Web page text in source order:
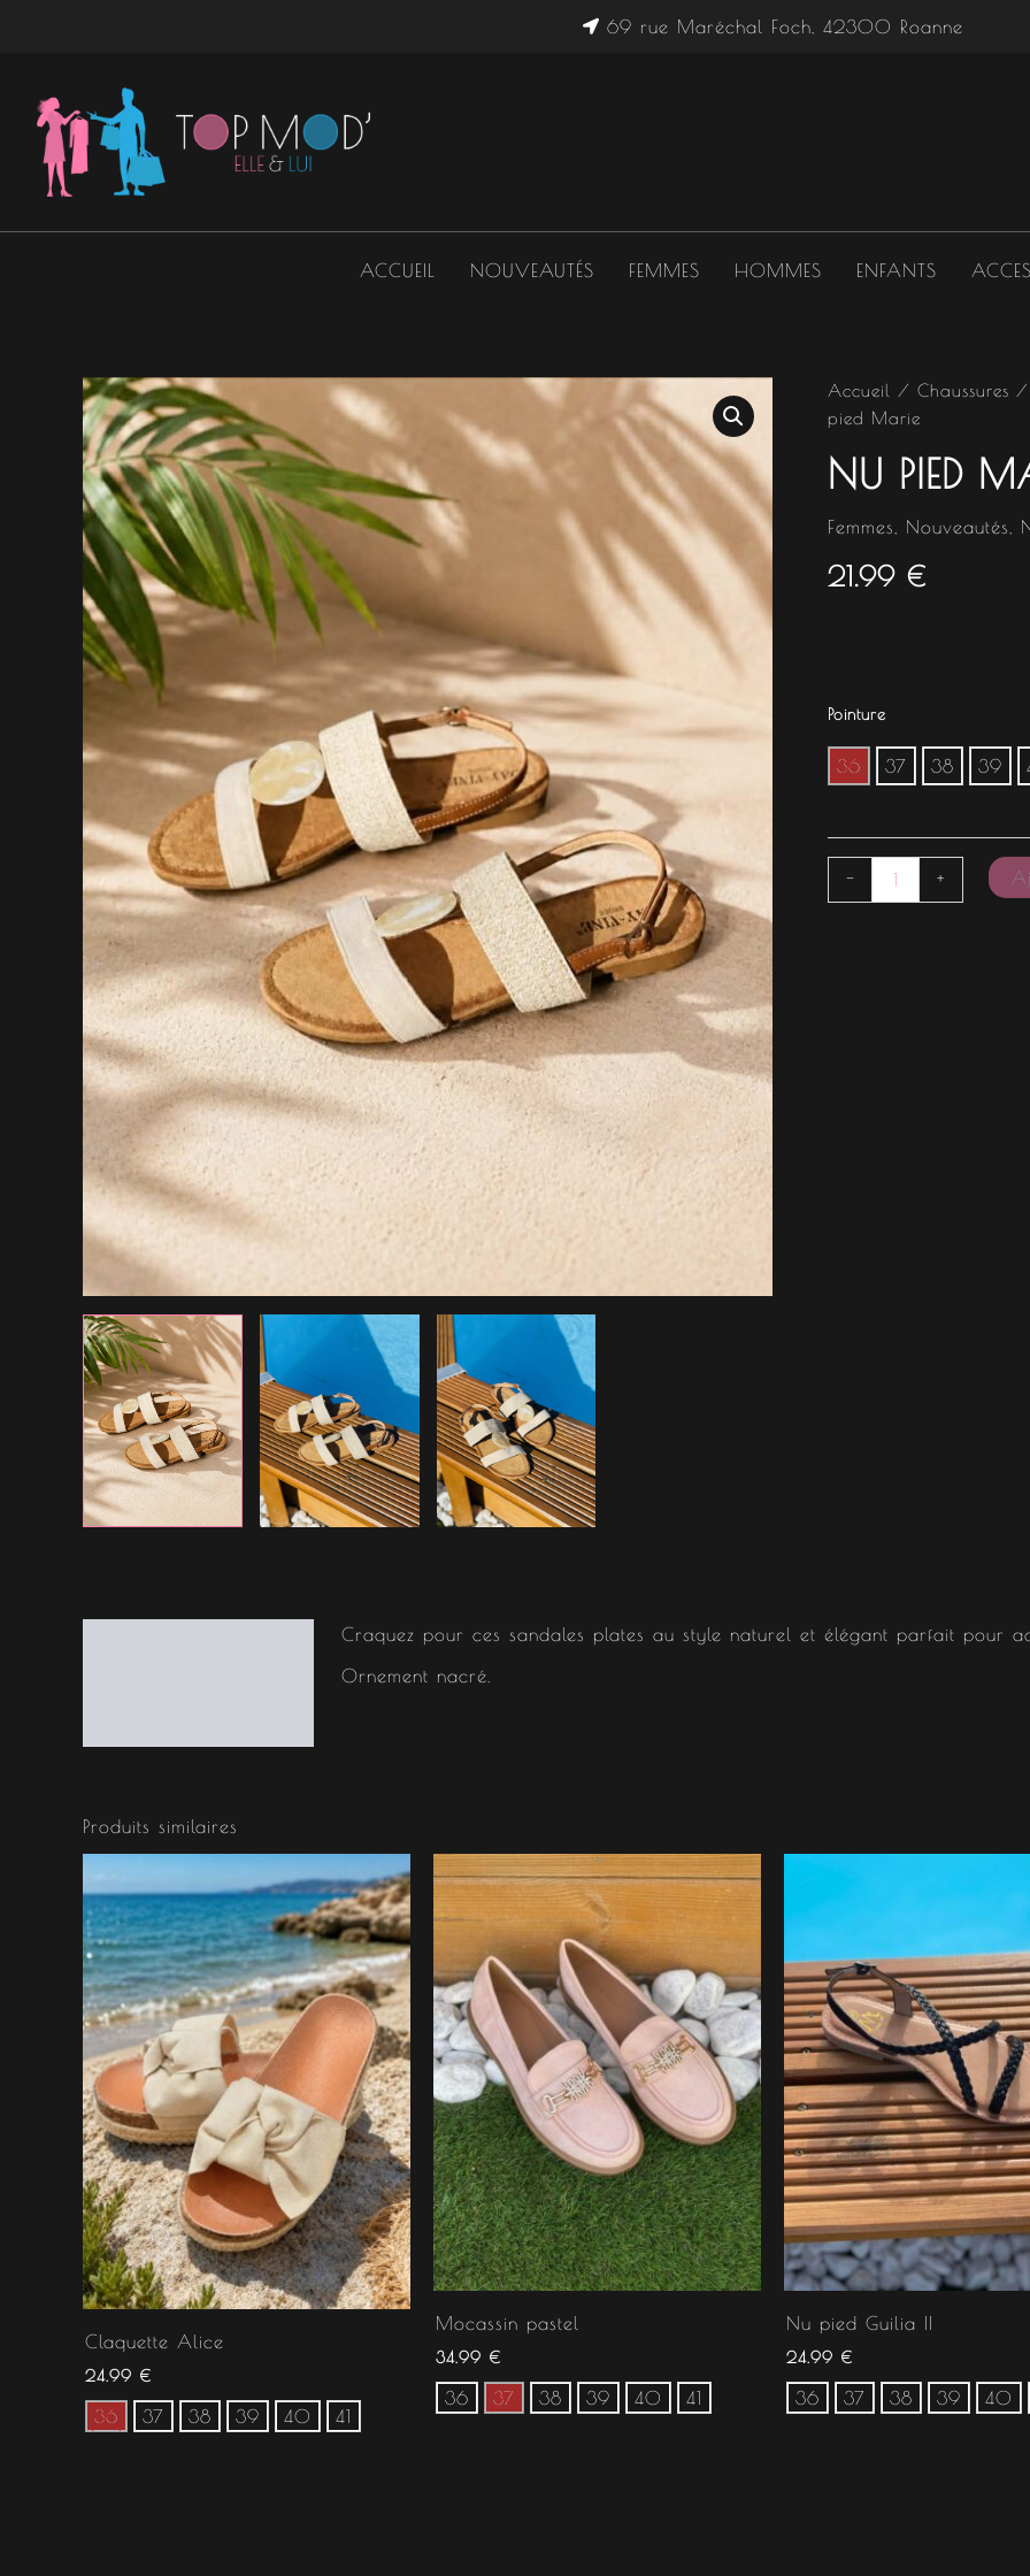
69 rue Maréchal Foch, 42300 Roanne
ACCUEIL NOUVEAUTÉS FEMMES HOMMES ENFANTS
Accueil / Chaussures /
pied Marie
NU PIED
Femmes Nouveautés
21.99 €
Pointure
36 37 38 39
-
quantité
de
Nu
pied
Marie
+
Craquez pour ces sandales plates au style naturel et élégant parfait pour
Ornement nacré.
Produits similaires
Claquette Alice
24.99 €
36 37 38 39 40 41
Mocassin pastel
34.99 €
36 37 38 39 40 41
Nu pied Guilia II
24.99 €
36 37 38 39 40